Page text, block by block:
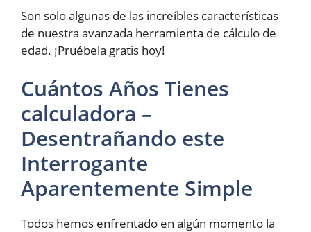
Son solo algunas de las increíbles características
de nuestra avanzada herramienta de cálculo de
edad. ¡Pruébela gratis hoy!
Cuántos Años Tienes
calculadora –
Desentrañando este
Interrogante
Aparentemente Simple
Todos hemos enfrentado en algún momento la